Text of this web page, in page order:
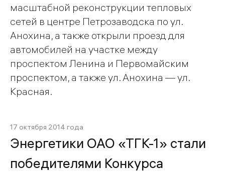
масштабной реконструкции тепловых
сетей в центре Петрозаводска по ул.
Анохина, а также открыли проезд для
автомобилей на участке между
проспектом Ленина и Первомайским
проспектом, а также ул. Анохина — ул.
Красная.
17 октября 2014 года
Энергетики ОАО «ТГК-1» стали
победителями Конкурса